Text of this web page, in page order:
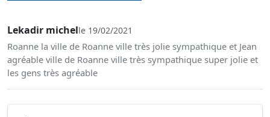
Lekadir michelle 19/02/2021
Roanne la ville de Roanne ville très jolie sympathique et Jean
agréable ville de Roanne ville très sympathique super jolie et
les gens très agréable